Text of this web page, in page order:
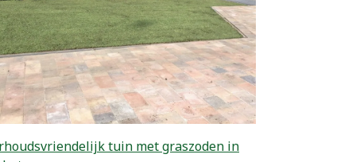
tuin met graszoden in